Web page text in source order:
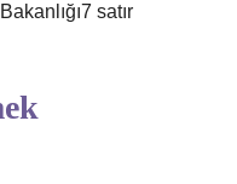
satır